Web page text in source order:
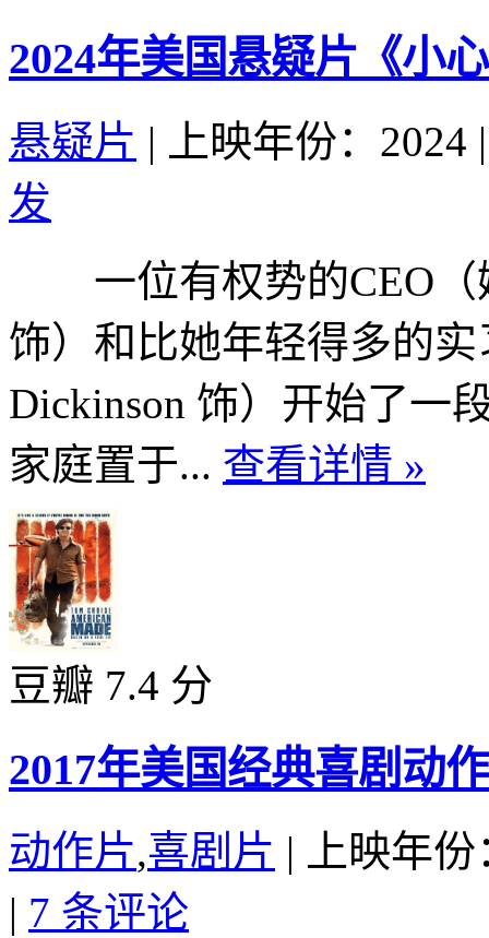
2024年美国悬疑片《小
悬疑片 | 上映年份：2024 |
发
一位有权势的CEO（
饰）和比她年轻得多的实
Dickinson 饰）开始了一
家庭置于... 查看详情 »
豆瓣 7.4 分
2017年美国经典喜剧动
动作片,喜剧片 |
上映年
| 7 条评论